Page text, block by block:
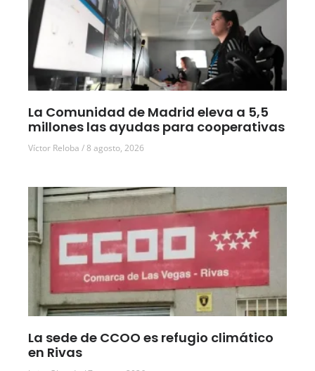
La Comunidad de Madrid eleva a 5,5
millones las ayudas para cooperativas
Víctor Reloba 8 agosto, 2026
La sede de CCOO es refugio climático
en Rivas